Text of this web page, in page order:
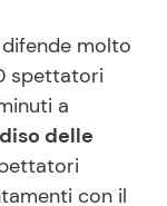
molto
spettatori
a
delle
con il